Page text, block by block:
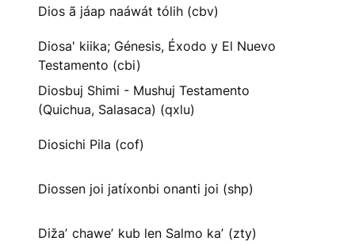
Dios ã jáap naáwát tólih (cbv)
Diosa' kiika; Génesis, Éxodo y El Nuevo
Testamento (cbi)
Diosbuj Shimi - Mushuj Testamento
(Quichua, Salasaca) (qxlu)
Diosichi Pila (cof)
Diossen joi jatíxonbi onanti joi (shp)
Dižaʼ chaweʼ kub len Salmo kaʼ (zty)